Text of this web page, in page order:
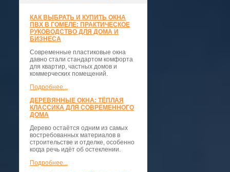
КАК ВЫБРАТЬ И КУПИТЬ ОКНА
ПВХ В ГОМЕЛЕ: ПРАКТИЧЕСКОЕ
РУКОВОДСТВО ДЛЯ ДОМА И
БИЗНЕСА
Современные пластиковые окна
давно стали стандартом комфорта
для квартир, частных домов и
коммерческих помещений.
Подробнее...
ДЕРЕВЯННЫЕ ОКНА: ТЁПЛАЯ
КЛАССИКА ДЛЯ СОВРЕМЕННОГО
ДОМА
Дерево остаётся одним из самых
востребованных материалов в
строительстве и отделке, особенно
когда речь идёт об остеклении.
Подробнее...